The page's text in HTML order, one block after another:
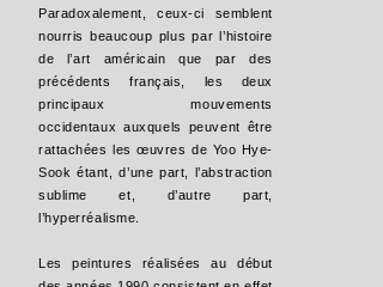
Paradoxalement, ceux-ci semblent
nourris beaucoup plus par l’histoire
de l’art américain que par des
précédents français, les deux
principaux mouvements
occidentaux auxquels peuvent être
rattachées les œuvres de Yoo Hye-
Sook étant, d’une part, l’abstraction
sublime et, d’autre part,
l’hyperréalisme.
Les peintures réalisées au début